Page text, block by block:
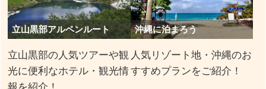
立山黒部アルペンルート
立山黒部の人気ツアーや観
光に便利なホテル・観光情
報を紹介！
沖縄に泊まろう
人気リゾート地・沖縄のお
すすめプランをご紹介！